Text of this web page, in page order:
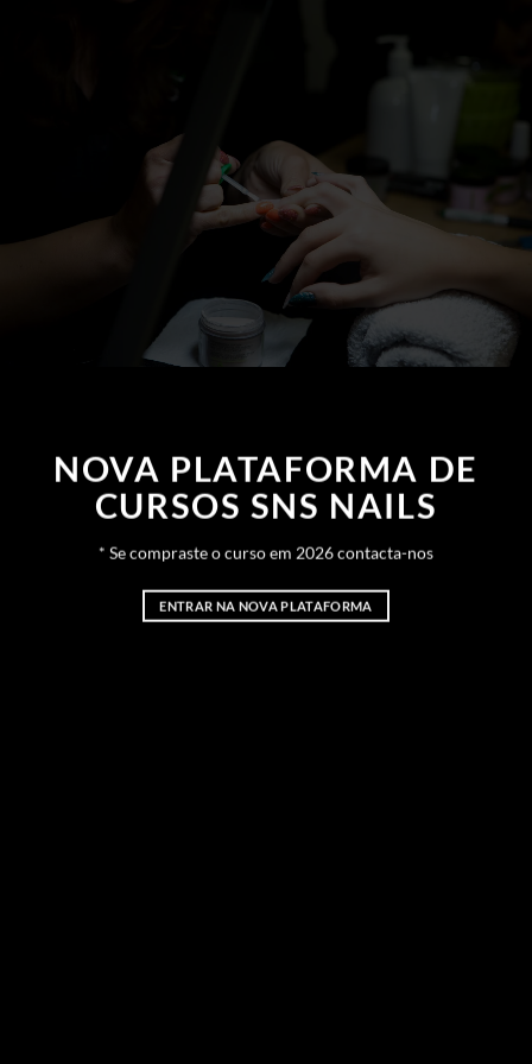
NOVA PLATAFORMA DE
CURSOS SNS NAILS
* Se compraste o curso em 2026 contacta-nos
ENTRAR NA NOVA PLATAFORMA